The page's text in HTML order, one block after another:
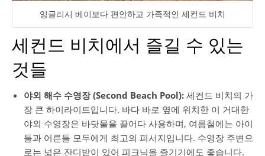
잉글리시 베이보다 편안하고 가족적인 세컨드 비치
세컨드 비치에서 즐길 수 있는
것들
야외 해수 수영장 (Second Beach Pool): 세컨드 비치의 가
장 큰 하이라이트입니다. 바다 바로 옆에 위치한 이 거대한
야외 수영장은 바닷물을 끌어다 사용하며, 여름철에는 아이
들과 어른들 모두에게 최고의 피서지입니다. 수영장 주변으
로는 넓은 잔디밭이 있어 피크닉을 즐기기에도 좋습니다.